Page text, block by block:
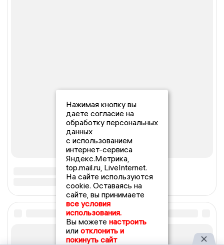
Нажимая кнопку вы
даете согласие на
обработку персональных
данных
с использованием
интернет-сервиса
Яндекс.Метрика,
top.mail.ru, LiveInternet.
На сайте используются
cookie. Оставаясь на
сайте, вы принимаете
все условия
использования.
Вы можете настроить
или отклонить и
покинуть сайт